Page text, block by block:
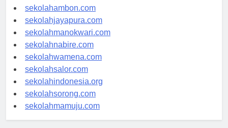
sekolahpontianak.com
sekolahambon.com
sekolahjayapura.com
sekolahmanokwari.com
sekolahnabire.com
sekolahwamena.com
sekolahsalor.com
sekolahindonesia.org
sekolahsorong.com